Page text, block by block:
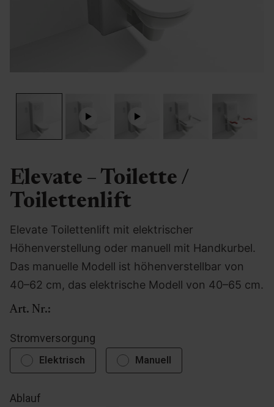
Elevate – Toilette /
Toilettenlift
Elevate Toilettenlift mit elektrischer
Höhenverstellung oder manuell mit Handkurbel.
Das manuelle Modell ist höhenverstellbar von
40–62 cm, das elektrische Modell von 40–65 cm.
Art. Nr.:
Stromversorgung
Elektrisch Manuell
Ablauf